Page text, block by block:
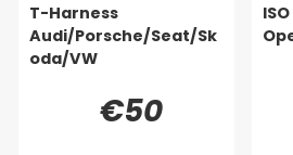
T-Harness
Audi/Porsche/Seat/Sk
oda/VW
€50